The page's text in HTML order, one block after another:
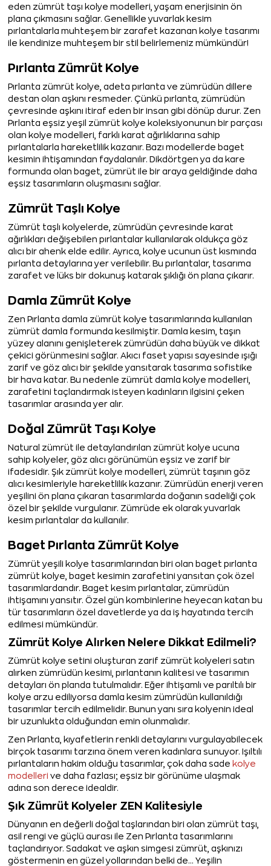
eden zümrüt taşı kolye modelleri, yaşam enerjisinin ön
plana çıkmasını sağlar. Genellikle yuvarlak kesim
pırlantalarla muhteşem bir zarafet kazanan kolye tasarımı
ile kendinize muhteşem bir stil belirlemeniz mümkündür!
Pırlanta Zümrüt Kolye
Pırlanta zümrüt kolye, adeta pırlanta ve zümrüdün dillere
destan olan aşkını resmeder. Çünkü pırlanta, zümrüdün
çevresinde aşkını itiraf eden bir insan gibi dönüp durur. Zen
Pırlanta eşsiz yeşil zümrüt kolye koleksiyonunun bir parçası
olan kolye modelleri, farklı karat ağırlıklarına sahip
pırlantalarla hareketlilik kazanır. Bazı modellerde baget
kesimin ihtişamından faydalanılır. Dikdörtgen ya da kare
formunda olan baget, zümrüt ile bir araya geldiğinde daha
eşsiz tasarımların oluşmasını sağlar.
Zümrüt Taşlı Kolye
Zümrüt taşlı kolyelerde, zümrüdün çevresinde karat
ağırlıkları değişebilen pırlantalar kullanılarak oldukça göz
alıcı bir ahenk elde edilir. Ayrıca, kolye ucunun üst kısmında
pırlanta detaylarına yer verilebilir. Bu pırlantalar, tasarıma
zarafet ve lüks bir dokunuş katarak şıklığı ön plana çıkarır.
Damla Zümrüt Kolye
Zen Pırlanta damla zümrüt kolye tasarımlarında kullanılan
zümrüt damla formunda kesilmiştir. Damla kesim, taşın
yüzey alanını genişleterek zümrüdün daha büyük ve dikkat
çekici görünmesini sağlar. Akıcı faset yapısı sayesinde ışığı
zarif ve göz alıcı bir şekilde yansıtarak tasarıma sofistike
bir hava katar. Bu nedenle zümrüt damla kolye modelleri,
zarafetini taçlandırmak isteyen kadınların ilgisini çeken
tasarımlar arasında yer alır.
Doğal Zümrüt Taşı Kolye
Natural zümrüt ile detaylandırılan zümrüt kolye ucuna
sahip kolyeler, göz alıcı görünümün eşsiz ve zarif bir
ifadesidir. Şık zümrüt kolye modelleri, zümrüt taşının göz
alıcı kesimleriyle hareketlilik kazanır. Zümrüdün enerji veren
yeşilini ön plana çıkaran tasarımlarda doğanın sadeliği çok
özel bir şekilde vurgulanır. Zümrüde ek olarak yuvarlak
kesim pırlantalar da kullanılır.
Baget Pırlanta Zümrüt Kolye
Zümrüt yeşili kolye tasarımlarından biri olan baget pırlanta
zümrüt kolye, baget kesimin zarafetini yansıtan çok özel
tasarımlardandır. Baget kesim pırlantalar, zümrüdün
ihtişamını yansıtır. Özel gün kombinlerine heyecan katan bu
tür tasarımların özel davetlerde ya da iş hayatında tercih
edilmesi mümkündür.
Zümrüt Kolye Alırken Nelere Dikkat Edilmeli?
Zümrüt kolye setini oluşturan zarif zümrüt kolyeleri satın
alırken zümrüdün kesimi, pırlantanın kalitesi ve tasarımın
detayları ön planda tutulmalıdır. Eğer ihtişamlı ve parıltılı bir
kolye arzu ediliyorsa damla kesim zümrüdün kullanıldığı
tasarımlar tercih edilmelidir. Bunun yanı sıra kolyenin ideal
bir uzunlukta olduğundan emin olunmalıdır.
Zen Pırlanta, kıyafetlerin renkli detaylarını vurgulayabilecek
birçok tasarımı tarzına önem veren kadınlara sunuyor. Işıltılı
pırlantaların hakim olduğu tasarımlar, çok daha sade kolye
modelleri ve daha fazlası; eşsiz bir görünüme ulaşmak
adına son derece idealdir.
Şık Zümrüt Kolyeler ZEN Kalitesiyle
Dünyanın en değerli doğal taşlarından biri olan zümrüt taşı,
asil rengi ve güçlü aurası ile Zen Pırlanta tasarımlarını
taçlandırıyor. Sadakat ve aşkın simgesi zümrüt, aşkınızı
göstermenin en güzel yollarından belki de… Yeşilin